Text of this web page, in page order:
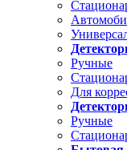
Ручные
Для
Ручные